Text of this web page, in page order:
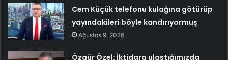
Cem Küçük telefonu kulağına götürüp
yayındakileri böyle kandırıyormuş
Ağustos 9, 2026
Özgür Özel: İktidara ulaştığımızda